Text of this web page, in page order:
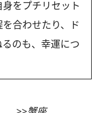
をプチリセット
合わせたり、ド
のも、幸運につ